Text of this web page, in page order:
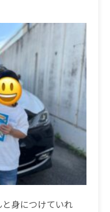
身につけていれ